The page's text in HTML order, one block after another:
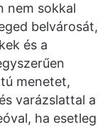
nem sokkal
belvárosát,
és a
menetet,
varázslattal a
ha esetleg